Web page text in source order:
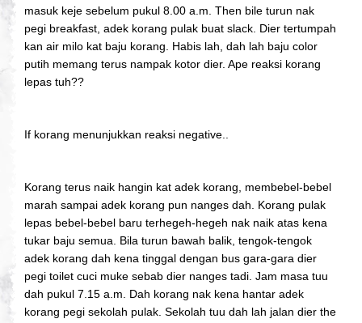
masuk keje sebelum pukul 8.00 a.m. Then bile turun nak
pegi breakfast, adek korang pulak buat slack. Dier tertumpah
kan air milo kat baju korang. Habis lah, dah lah baju color
putih memang terus nampak kotor dier. Ape reaksi korang
lepas tuh??
If korang menunjukkan reaksi negative..
Korang terus naik hangin kat adek korang, membebel-bebel
marah sampai adek korang pun nanges dah. Korang pulak
lepas bebel-bebel baru terhegeh-hegeh nak naik atas kena
tukar baju semua. Bila turun bawah balik, tengok-tengok
adek korang dah kena tinggal dengan bus gara-gara dier
pegi toilet cuci muke sebab dier nanges tadi. Jam masa tuu
dah pukul 7.15 a.m. Dah korang nak kena hantar adek
korang pegi sekolah pulak. Sekolah tuu dah lah jalan dier the